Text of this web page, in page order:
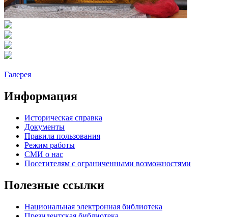
Галерея
Информация
Историческая справка
Документы
Правила пользования
Режим работы
СМИ о нас
Посетителям с ограниченными возможностями
Полезные ссылки
Национальная электронная библиотека